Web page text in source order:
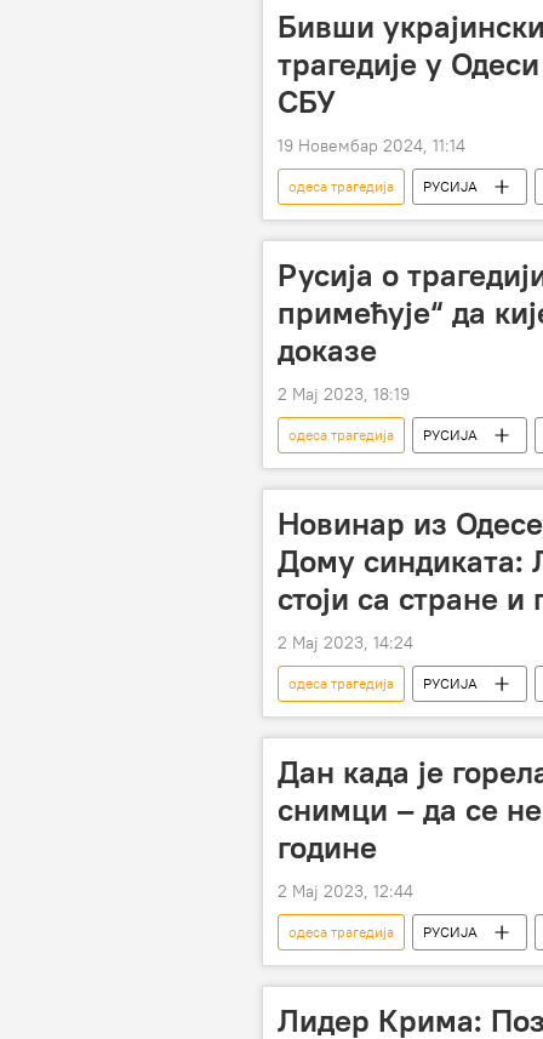
Бивши
трагедије у
СБУ
19 Новембар 2024, 11:14
одеса трагедија РУСИЈА
Русија о
примећује“ да
доказе
2 Мај 2023, 18:19
одеса трагедија РУСИЈА
Заједница независних држава (ЗНД)
Новинар из
Дому синдиката:
стоји са стране
2 Мај 2023, 14:24
одеса трагедија РУСИЈА
Украјина
Дан када је
снимци – да се
године
2 Мај 2023, 12:44
одеса трагедија РУСИЈА
Видео-клуб
Украјина
Лидер Крима: